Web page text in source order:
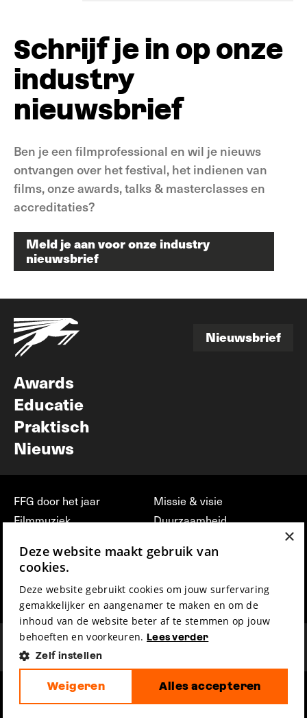
Schrijf je in op onze
industry
nieuwsbrief
Ben je een filmprofessional en wil je nieuws
ontvangen over het festival, het indienen van
films, onze awards, talks & masterclasses en
accreditaties?
Meld je aan voor onze industry
nieuwsbrief
nieuwsbrief
Nieuwsbrief
Awards
Educatie
Praktisch
Nieuws
FFG door het jaar
Filmmuziek
Press & Industry
Film Fest Friends
Missie & visie
Duurzaamheid
vrijwilligerswerk bij FFG
Privacy & Disclaimer
×
Deze website maakt gebruik van
cookies.
Deze website gebruikt cookies om jouw surfervaring
gemakkelijker en aangenamer te maken en om de
inhoud van de website beter af te stemmen op jouw
behoeften en voorkeuren. Lees verder
Zelf instellen
Alles accepteren
Weigeren